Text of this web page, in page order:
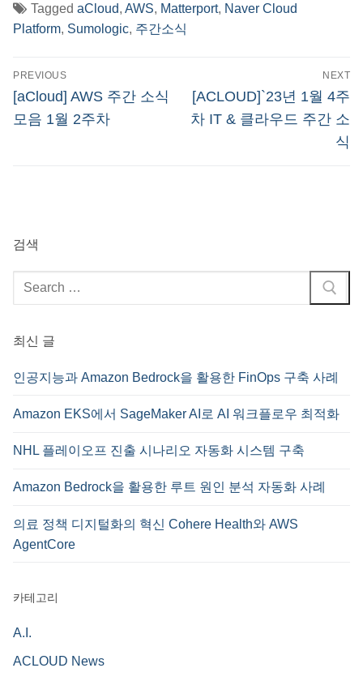
Tagged aCloud, AWS, Matterport, Naver Cloud
Platform, Sumologic, 주간소식
글
탐
색
PREVIOUS
Previous
post:
[aCloud] AWS 주간 소식
모음 1월 2주차
NEXT
Next
post:
[ACLOUD]`23년 1월 4주
차 IT & 클라우드 주간 소
식
검색
검
최신 글
인공지능과 Amazon Bedrock을 활용한 FinOps 구축 사례
Amazon EKS에서 SageMaker AI로 AI 워크플로우 최적화
NHL 플레이오프 진출 시나리오 자동화 시스템 구축
Amazon Bedrock을 활용한 루트 원인 분석 자동화 사례
의료 정책 디지털화의 혁신 Cohere Health와 AWS
AgentCore
카테고리
A.I.
ACLOUD News